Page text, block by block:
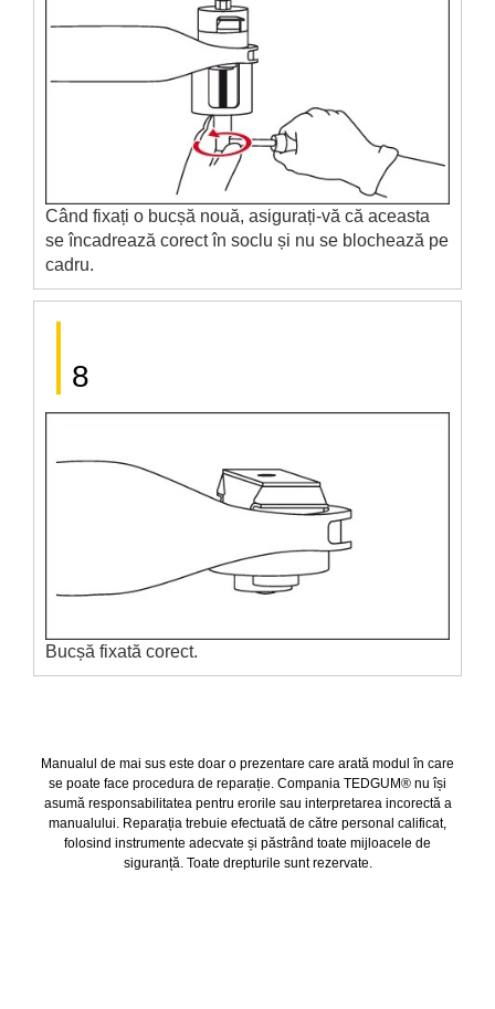
Când fixați o bucșă nouă, asigurați-vă că aceasta
se încadrează corect în soclu și nu se blochează pe
cadru.
8
Bucșă fixată corect.
Manualul de mai sus este doar o prezentare care arată modul în care
se poate face procedura de reparație. Compania TEDGUM® nu își
asumă responsabilitatea pentru erorile sau interpretarea incorectă a
manualului. Reparația trebuie efectuată de către personal calificat,
folosind instrumente adecvate și păstrând toate mijloacele de
siguranță. Toate drepturile sunt rezervate.